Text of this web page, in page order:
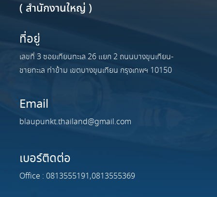
( สำนักงานใหญ่ )
ที่อยู่
เลขที่ 3 ซอยเทียนทะเล 26 แยก 2 ถนนบางขุนเทียน-
ชายทะเล ท่าข้าม เขตบางขุนเทียน กรุงเทพฯ 10150
Email
blaupunkt.thailand@gmail.com
เบอร์ติดต่อ
Office : 0813555191,0813555369